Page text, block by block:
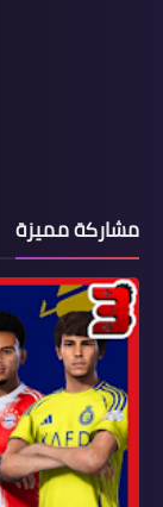
مشاركة مميزة